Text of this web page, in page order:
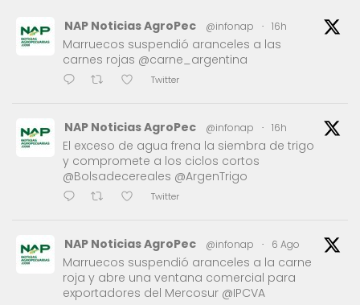
NAP Noticias AgroPec @infonap · 16h
Marruecos suspendió aranceles a las
carnes rojas @carne_argentina
Twitter
NAP Noticias AgroPec @infonap · 16h
El exceso de agua frena la siembra de trigo
y compromete a los ciclos cortos
@Bolsadecereales @ArgenTrigo
Twitter
NAP Noticias AgroPec @infonap · 6 Ago
Marruecos suspendió aranceles a la carne
roja y abre una ventana comercial para
exportadores del Mercosur @IPCVA